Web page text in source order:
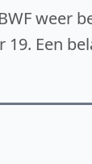
weer
19. Een